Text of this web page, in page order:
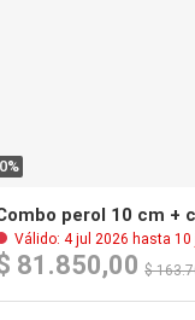
perol 10 cm +
Válido: 4 jul 2026 hasta 10
81.850,00 $